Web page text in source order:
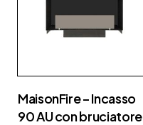
MaisonFire – Incasso
90 AU con bruciatore